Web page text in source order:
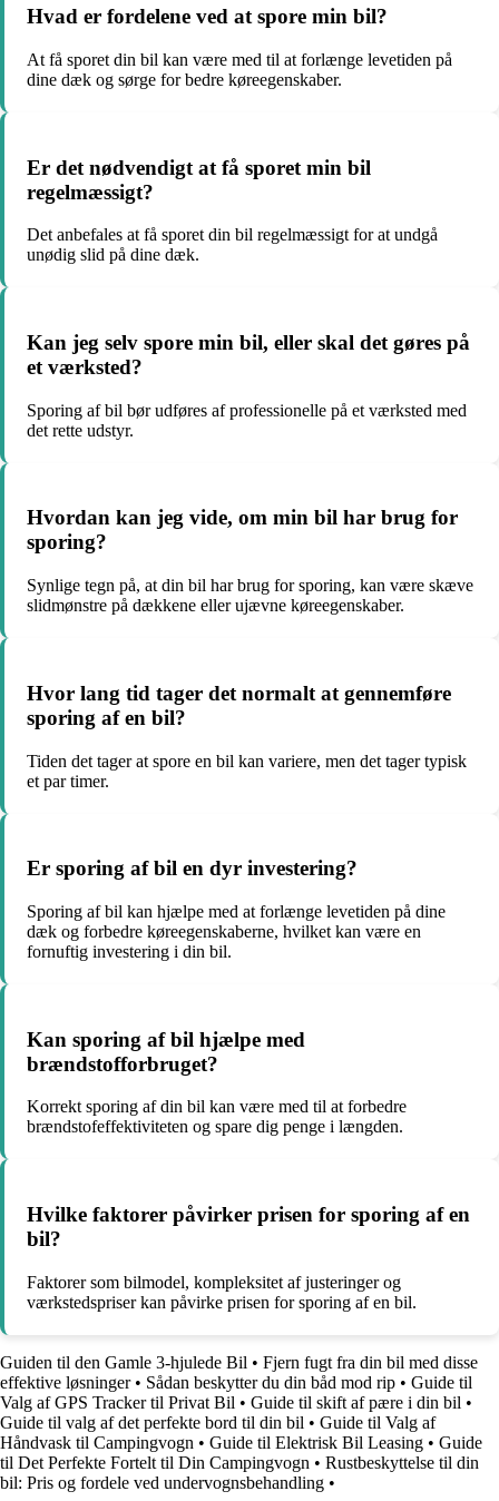
Hvad er fordelene ved at spore min bil?
At få sporet din bil kan være med til at forlænge levetiden på
dine dæk og sørge for bedre køreegenskaber.
Er det nødvendigt at få sporet min bil
regelmæssigt?
Det anbefales at få sporet din bil regelmæssigt for at undgå
unødig slid på dine dæk.
Kan jeg selv spore min bil, eller skal det gøres på
et værksted?
Sporing af bil bør udføres af professionelle på et værksted med
det rette udstyr.
Hvordan kan jeg vide, om min bil har brug for
sporing?
Synlige tegn på, at din bil har brug for sporing, kan være skæve
slidmønstre på dækkene eller ujævne køreegenskaber.
Hvor lang tid tager det normalt at gennemføre
sporing af en bil?
Tiden det tager at spore en bil kan variere, men det tager typisk
et par timer.
Er sporing af bil en dyr investering?
Sporing af bil kan hjælpe med at forlænge levetiden på dine
dæk og forbedre køreegenskaberne, hvilket kan være en
fornuftig investering i din bil.
Kan sporing af bil hjælpe med
brændstofforbruget?
Korrekt sporing af din bil kan være med til at forbedre
brændstofeffektiviteten og spare dig penge i længden.
Hvilke faktorer påvirker prisen for sporing af en
bil?
Faktorer som bilmodel, kompleksitet af justeringer og
værkstedspriser kan påvirke prisen for sporing af en bil.
Guiden til den Gamle 3-hjulede Bil • Fjern fugt fra din bil med disse
effektive løsninger• Sådan beskytter du din båd mod rip • Guide til
Valg af GPS Tracker til Privat Bil • Guide til skift af pære i din bil •
Guide til valg af det perfekte bord til din bil • Guide til Valg af
Håndvask til Campingvogn • Guide til Elektrisk Bil Leasing • Guide
til Det Perfekte Fortelt til Din Campingvogn • Rustbeskyttelse til din
bil: Pris og fordele ved undervognsbehandling •